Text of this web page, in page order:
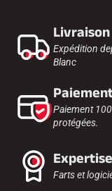
Expédition
Blanc
Paiement
protégées.
Farts et